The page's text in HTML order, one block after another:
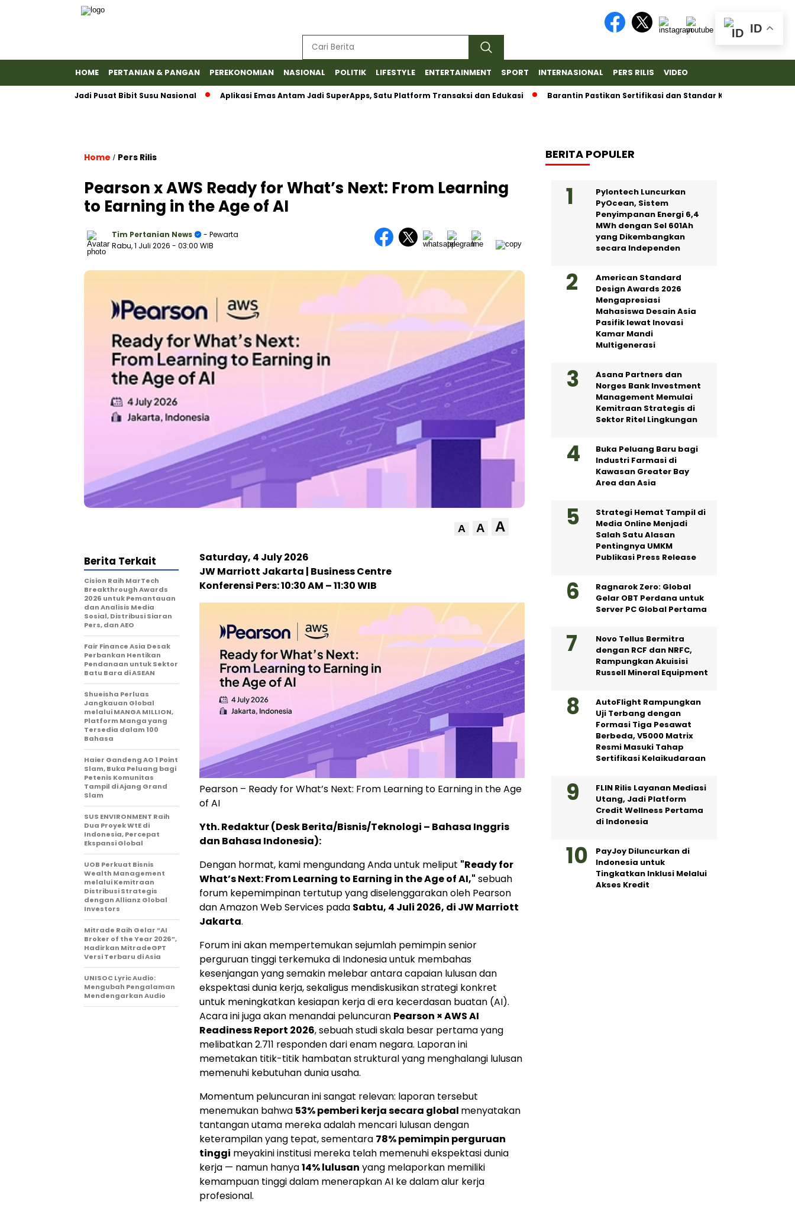
HOME PERTANIAN & PANGAN PEREKONOMIAN NASIONAL POLITIK LIFESTYLE ENTERTAINMENT SPORT INTERNASIONAL PERS RILIS VIDEO
Jadi Pusat Bibit Susu Nasional Aplikasi Emas Antam Jadi SuperApps, Satu Platform Transaksi dan Edukasi Barantin Pastikan Sertifikasi dan Standar Ketat untuk Ekspor
Home / Pers Rilis
Pearson x AWS Ready for What’s Next: From Learning
to Earning in the Age of AI
Tim Pertanian News
- Pewarta
Rabu, 1 Juli 2026 - 03:00 WIB
A A A
Saturday, 4 July 2026
JW Marriott Jakarta | Business Centre
Konferensi Pers: 10:30 AM – 11:30 WIB
Pearson – Ready for What’s Next: From Learning to Earning in the Age
of AI
Yth. Redaktur (Desk Berita/Bisnis/Teknologi – Bahasa Inggris
dan Bahasa Indonesia):
Dengan hormat, kami mengundang Anda untuk meliput "Ready for
What’s Next: From Learning to Earning in the Age of AI," sebuah
forum kepemimpinan tertutup yang diselenggarakan oleh Pearson
dan Amazon Web Services pada Sabtu, 4 Juli 2026, di JW Marriott
Jakarta.
Forum ini akan mempertemukan sejumlah pemimpin senior
perguruan tinggi terkemuka di Indonesia untuk membahas
kesenjangan yang semakin melebar antara capaian lulusan dan
ekspektasi dunia kerja, sekaligus mendiskusikan strategi konkret
untuk meningkatkan kesiapan kerja di era kecerdasan buatan (AI).
Acara ini juga akan menandai peluncuran Pearson × AWS AI
Readiness Report 2026, sebuah studi skala besar pertama yang
melibatkan 2.711 responden dari enam negara. Laporan ini
memetakan titik-titik hambatan struktural yang menghalangi lulusan
memenuhi kebutuhan dunia usaha.
Momentum peluncuran ini sangat relevan: laporan tersebut
menemukan bahwa 53% pemberi kerja secara global menyatakan
tantangan utama mereka adalah mencari lulusan dengan
keterampilan yang tepat, sementara 78% pemimpin perguruan
tinggi meyakini institusi mereka telah memenuhi ekspektasi dunia
kerja — namun hanya14% lulusan yang melaporkan memiliki
kemampuan tinggi dalam menerapkan AI ke dalam alur kerja
profesional.
Berita Terkait
Cision Raih MarTech
Breakthrough Awards
2026 untuk Pemantauan
dan Analisis Media
Sosial, Distribusi Siaran
Pers, dan AEO
Fair Finance Asia Desak
Perbankan Hentikan
Pendanaan untuk Sektor
Batu Bara di ASEAN
Shueisha Perluas
Jangkauan Global
melalui MANGA MILLION,
Platform Manga yang
Tersedia dalam 100
Bahasa
Haier Gandeng AO 1 Point
Slam, Buka Peluang bagi
Petenis Komunitas
Tampil di Ajang Grand
Slam
SUS ENVIRONMENT Raih
Dua Proyek WtE di
Indonesia, Percepat
Ekspansi Global
UOB Perkuat Bisnis
Wealth Management
melalui Kemitraan
Distribusi Strategis
dengan Allianz Global
Investors
Mitrade Raih Gelar “AI
Broker of the Year 2026”,
Hadirkan MitradeGPT
Versi Terbaru di Asia
UNISOC Lyric Audio:
Mengubah Pengalaman
Mendengarkan Audio
BERITA POPULER
Pylontech Luncurkan
PyOcean, Sistem
Penyimpanan Energi 6,4
MWh dengan Sel 601Ah
yang Dikembangkan
secara Independen
American Standard
Design Awards 2026
Mengapresiasi
Mahasiswa Desain Asia
Pasifik lewat Inovasi
Kamar Mandi
Multigenerasi
Asana Partners dan
Norges Bank Investment
Management Memulai
Kemitraan Strategis di
Sektor Ritel Lingkungan
Buka Peluang Baru bagi
Industri Farmasi di
Kawasan Greater Bay
Area dan Asia
Strategi Hemat Tampil di
Media Online Menjadi
Salah Satu Alasan
Pentingnya UMKM
Publikasi Press Release
Ragnarok Zero: Global
Gelar OBT Perdana untuk
Server PC Global Pertama
Novo Tellus Bermitra
dengan RCF dan NRFC,
Rampungkan Akuisisi
Russell Mineral Equipment
AutoFlight Rampungkan
Uji Terbang dengan
Formasi Tiga Pesawat
Berbeda, V5000 Matrix
Resmi Masuki Tahap
Sertifikasi Kelaikudaraan
FLIN Rilis Layanan Mediasi
Utang, Jadi Platform
Credit Wellness Pertama
di Indonesia
PayJoy Diluncurkan di
Indonesia untuk
Tingkatkan Inklusi Melalui
Akses Kredit
ID